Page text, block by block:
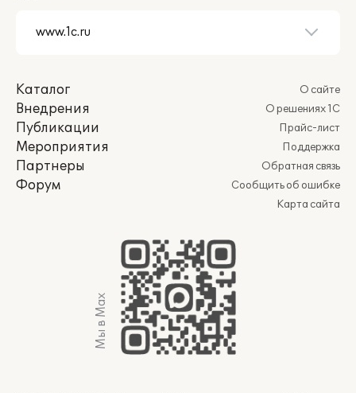
Каталог
Внедрения
Публикации
Мероприятия
Партнеры
Форум
О сайте
О решениях 1С
Прайс-лист
Поддержка
Обратная связь
Сообщить об ошибке
Карта сайта
Мы в Max